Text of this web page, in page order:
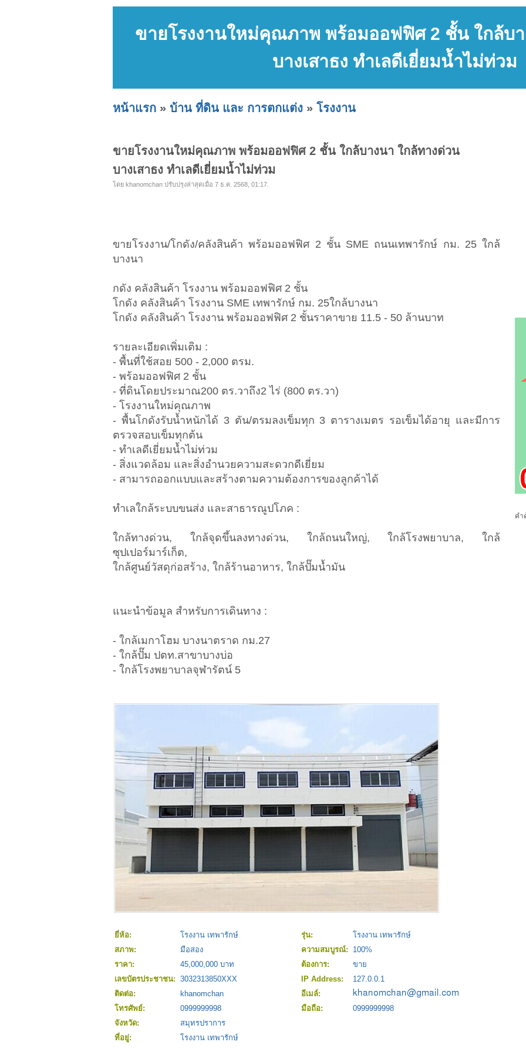
ขายโรงงานใหม่คุณภาพ พร้อมออฟฟิศ 2 ชั้น ใกล้บ
บางเสาธง ทำเลดีเยี่ยมน้ำไม่ท่วม
หน้าแรก » บ้าน ที่ดิน และ การตกแต่ง » โรงงาน
ขายโรงงานใหม่คุณภาพ พร้อมออฟฟิศ 2 ชั้น ใกล้บางนา ใกล้ทางด่วน
บางเสาธง ทำเลดีเยี่ยมน้ำไม่ท่วม
โดย khanomchan ปรับปรุงล่าสุดเมื่อ 7 ธ.ค. 2568, 01:17.
ขายโรงงาน/โกดัง/คลังสินค้า พร้อมออฟฟิศ 2 ชั้น SME ถนนเทพารักษ์ กม. 25 ใกล้
บางนา
กดัง คลังสินค้า โรงงาน พร้อมออฟฟิศ 2 ชั้น
โกดัง คลังสินค้า โรงงาน SME เทพารักษ์ กม. 25ใกล้บางนา
โกดัง คลังสินค้า โรงงาน พร้อมออฟฟิศ 2 ชั้นราคาขาย 11.5 - 50 ล้านบาท
รายละเอียดเพิ่มเติม :
- พื้นที่ใช้สอย 500 - 2,000 ตรม.
- พร้อมออฟฟิศ 2 ชั้น
- ที่ดินโดยประมาณ200 ตร.วาถึง2 ไร่ (800 ตร.วา)
- โรงงานใหม่คุณภาพ
- พื้นโกดังรับน้ำหนักได้ 3 ตัน/ตรมลงเข็มทุก 3 ตารางเมตร รอเข็มได้อายุ และมีการ
ตรวจสอบเข็มทุกต้น
- ทำเลดีเยี่ยมน้ำไม่ท่วม
- สิ่งแวดล้อม และสิ่งอำนวยความสะดวกดีเยี่ยม
- สามารถออกแบบและสร้างตามความต้องการของลูกค้าได้
ทำเลใกล้ระบบขนส่ง และสาธารณูปโภค :
ใกล้ทางด่วน, ใกล้จุดขึ้นลงทางด่วน, ใกล้ถนนใหญ่, ใกล้โรงพยาบาล, ใกล้
ซุปเปอร์มาร์เก็ต,
ใกล้ศูนย์วัสดุก่อสร้าง, ใกล้ร้านอาหาร, ใกล้ปั๊มน้ำมัน
แนะนำข้อมูล สำหรับการเดินทาง :
- ใกล้เมกาโฮม บางนาตราด กม.27
- ใกล้ปั๊ม ปตท.สาขาบางบ่อ
- ใกล้โรงพยาบาลจุฬารัตน์ 5
ยี่ห้อ: โรงงาน เทพารักษ์ รุ่น:
โรงงาน เทพารักษ์
สภาพ:
มือสอง ความสมบูรณ์:
100%
ราคา:
45,000,000 บาท ต้องการ:
ขาย
เลขบัตรประชาชน: 3032313850XXX IP Address:
127.0.0.1
ติดต่อ:
khanomchan
อีเมล์:
โทรศัพย์:
0999999998 มือถือ:
0999999998
จังหวัด:
สมุทรปราการ
ที่อยู่:
โรงงาน เทพารักษ์
คำ